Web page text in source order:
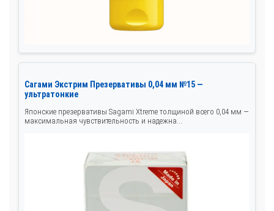
Сагами Экстрим Презервативы 0,04 мм №15 —
ультратонкие
Японские презервативы Sagami Xtreme толщиной всего 0,04 мм —
максимальная чувствительность и надежна...